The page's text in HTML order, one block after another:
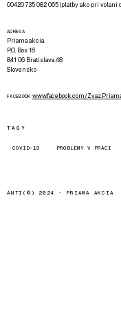
00420 735 082 065 (platby ako pri
ADRESA
Priama akcia
P.O. Box 16
841 06 Bratislava 48
Slovensko
FACEBOOK www.facebook.com/
TAGY
COVID-19 PROBLÉMY V PRÁCI
ANTI(©) 2024 - PRIAMA AKCIA